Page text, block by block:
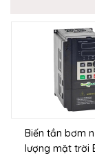
Biến tần bơm
lượng mặt trời